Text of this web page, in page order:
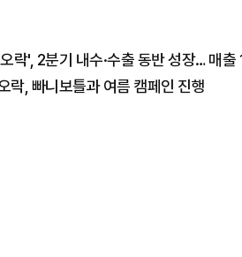
락', 2분기 내수·수출 동반 성장… 매출
락, 빠니보틀과 여름 캠페인 진행